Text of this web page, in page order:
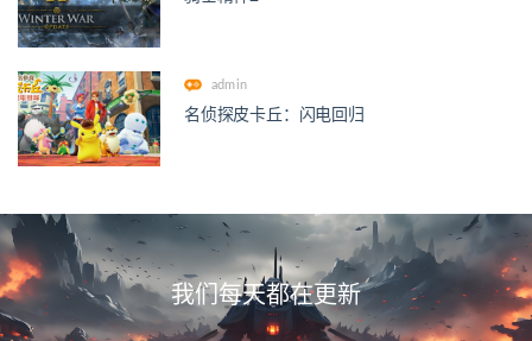
admin
名侦探皮卡丘：闪电回归
我们每天都在更新